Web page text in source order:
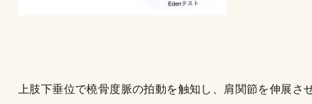
上肢下垂位で橈骨度脈の拍動を触知し、肩関節を伸展さ